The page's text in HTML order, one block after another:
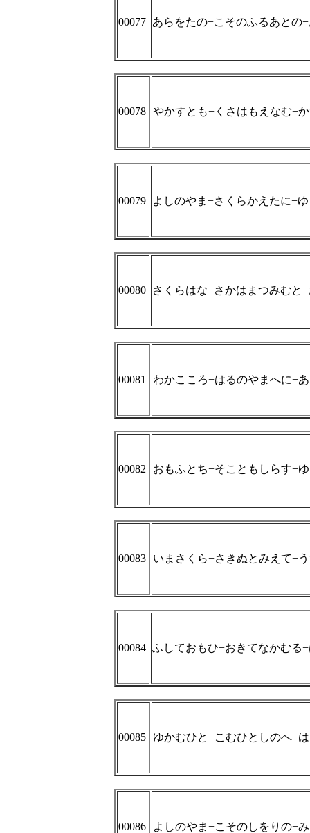
00077 あらをたの−こそのふるあとの
00078 やかすとも−くさはもえなむ−
00079 よしのやま−さくらかえたに−
00080 さくらはな−さかはまつみむと
00081 わかこころ−はるのやまへに−
00082 おもふとち−そこともしらす−
00083 いまさくら−さきぬとみえて−
00084 ふしておもひ−おきてなかむる
00085 ゆかむひと−こむひとしのへ−
00086 よしのやま−こそのしをりの−